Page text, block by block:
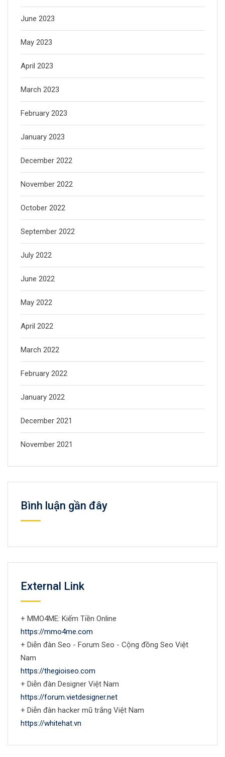
June 2023
May 2023
April 2023
March 2023
February 2023
January 2023
December 2022
November 2022
October 2022
September 2022
July 2022
June 2022
May 2022
April 2022
March 2022
February 2022
January 2022
December 2021
November 2021
Bình luận gần đây
External Link
+ MMO4ME: Kiếm Tiền Online
https://mmo4me.com
+ Diễn đàn Seo - Forum Seo - Cộng đồng Seo Việt
Nam
https://thegioiseo.com
+ Diễn đàn Designer Việt Nam
https://forum.vietdesigner.net
+ Diễn đàn hacker mũ trắng Việt Nam
https://whitehat.vn